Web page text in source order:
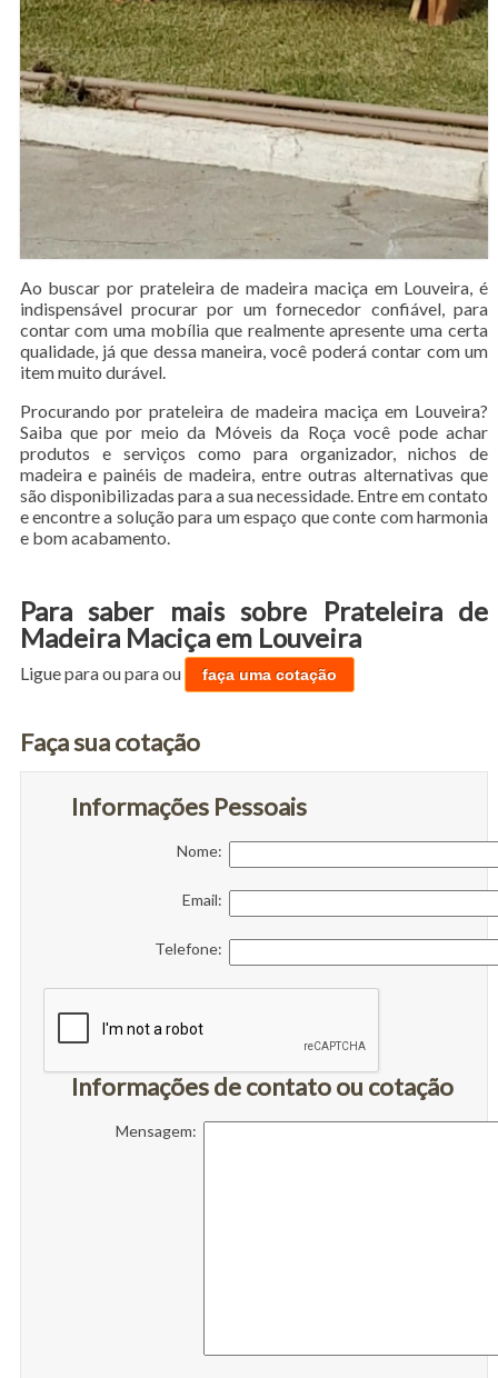
Ao buscar por prateleira de madeira maciça em Louveira, é
indispensável procurar por um fornecedor confiável, para
contar com uma mobília que realmente apresente uma certa
qualidade, já que dessa maneira, você poderá contar com um
item muito durável.
Procurando por prateleira de madeira maciça em Louveira?
Saiba que por meio da Móveis da Roça você pode achar
produtos e serviços como para organizador, nichos de
madeira e painéis de madeira, entre outras alternativas que
são disponibilizadas para a sua necessidade. Entre em contato
e encontre a solução para um espaço que conte com harmonia
e bom acabamento.
Para saber mais sobre Prateleira de
Madeira Maciça em Louveira
Ligue paraou paraou faça uma cotação
Faça sua cotação
Informações Pessoais
Nome:
Email:
Telefone:
Informações de contato ou cotação
Mensagem: